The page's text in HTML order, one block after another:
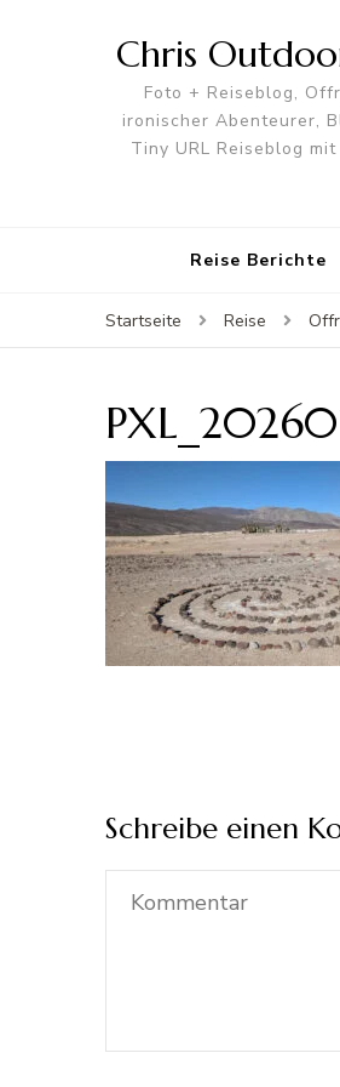
Chris
Foto + Reiseblog,
ironischer Abenteurer,
Tiny URL Reiseblog
Reise Berichte
Startseite Reise
Schreibe einen